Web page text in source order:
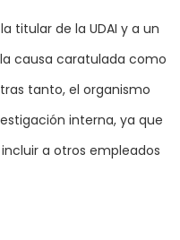
titular de la UDAI y a un
causa caratulada como
tanto, el organismo
interna, ya que
a otros empleados